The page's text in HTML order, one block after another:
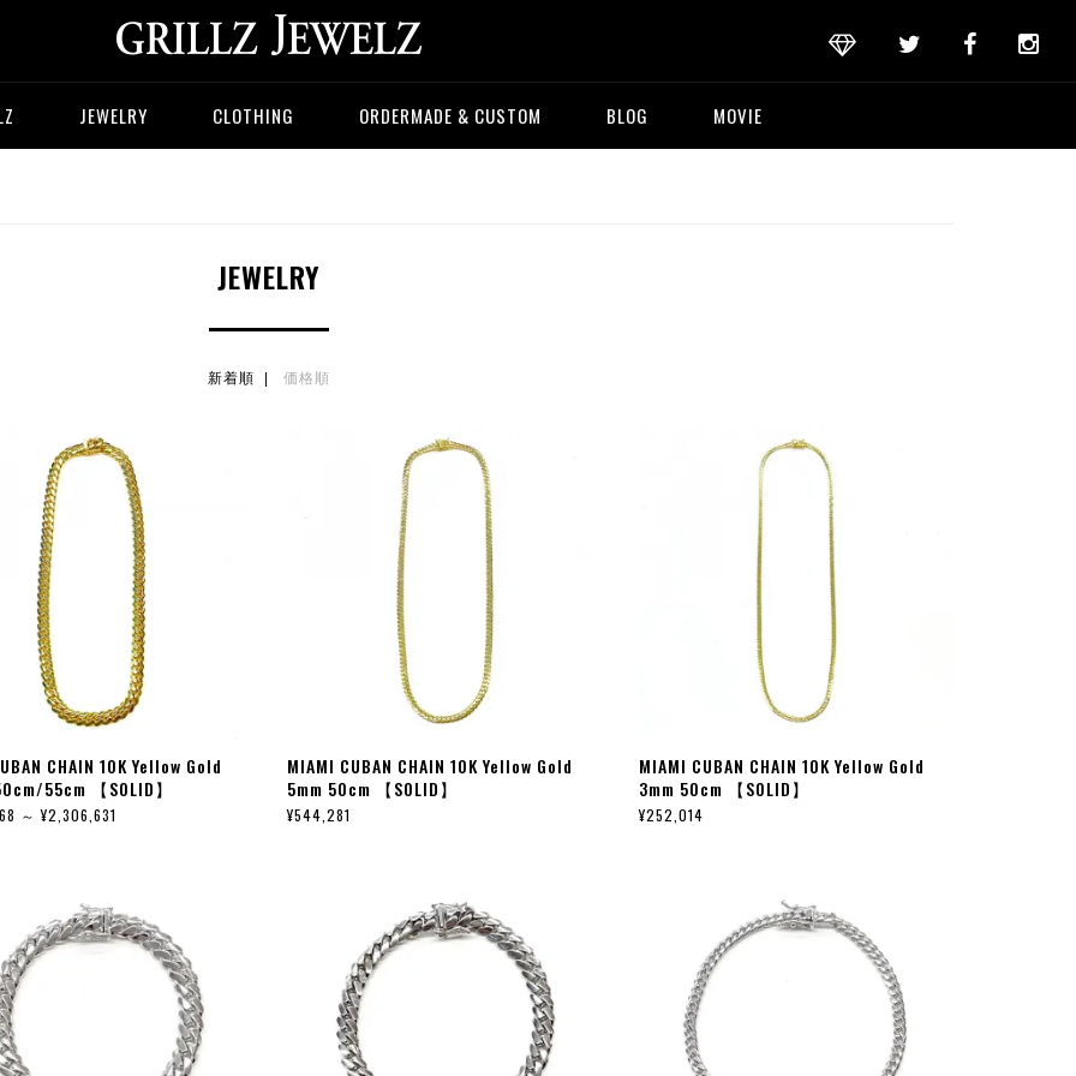
JEWELRY CLOTHING ORDERMADE & CUSTOM BLOG MOVIE
JEWELRY
新着順 | 価格順
CHAIN 10K Yellow Gold
55cm 【SOLID】
～ ¥2,306,631
MIAMI CUBAN CHAIN 10K Yellow Gold
5mm 50cm 【SOLID】
¥544,281
MIAMI CUBAN CHAIN 10K Yellow Gold
3mm 50cm 【SOLID】
¥252,014